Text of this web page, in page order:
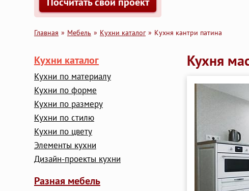
Главная Мебель Кухни каталог Кухня кантри патина
Кухни каталог
Кухни по материалу
Кухни по форме
Кухни по размеру
Кухни по стилю
Кухни по цвету
Элементы кухни
Дизайн-проекты кухни
Разная мебель
Кухня